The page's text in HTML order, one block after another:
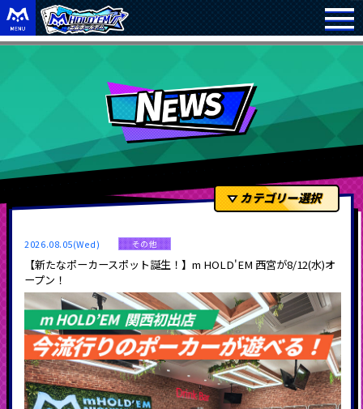
カテゴリー選択
2026.08.05(Wed) その他
【新たなポーカースポット誕生！】m HOLD'EM 西宮が8/12(水)オ
ープン！